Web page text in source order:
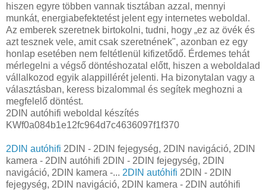
hiszen egyre többen vannak tisztában azzal, mennyi
munkát, energiabefektetést jelent egy internetes weboldal.
Az emberek szeretnek birtokolni, tudni, hogy „ez az övék és
azt tesznek vele, amit csak szeretnének", azonban ez egy
honlap esetében nem feltétlenül kifizetődő. Érdemes tehát
mérlegelni a végső döntéshozatal előtt, hiszen a weboldalad
vállalkozod egyik alappillérét jelenti. Ha bizonytalan vagy a
választásban, keress bizalommal és segítek meghozni a
megfelelő döntést.
2DIN autóhifi weboldal készítés
KWf0a084b1e12fc964d7c4636097f1f370
2DIN autóhifi 2DIN - 2DIN fejegység, 2DIN navigáció, 2DIN
kamera - 2DIN autóhifi 2DIN - 2DIN fejegység, 2DIN
navigáció, 2DIN kamera -... 2DIN autóhifi 2DIN - 2DIN
fejegység, 2DIN navigáció, 2DIN kamera - 2DIN autóhifi